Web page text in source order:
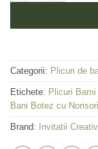
Categorii: Plicuri de
Etichete: Plicuri
Bani Botez cu
Brand: Invitatii